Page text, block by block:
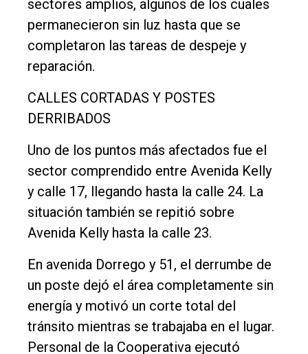
sectores amplios, algunos de los cuales
permanecieron sin luz hasta que se
completaron las tareas de despeje y
reparación.
CALLES CORTADAS Y POSTES
DERRIBADOS
Uno de los puntos más afectados fue el
sector comprendido entre Avenida Kelly
y calle 17, llegando hasta la calle 24. La
situación también se repitió sobre
Avenida Kelly hasta la calle 23.
En avenida Dorrego y 51, el derrumbe de
un poste dejó el área completamente sin
energía y motivó un corte total del
tránsito mientras se trabajaba en el lugar.
Personal de la Cooperativa ejecutó